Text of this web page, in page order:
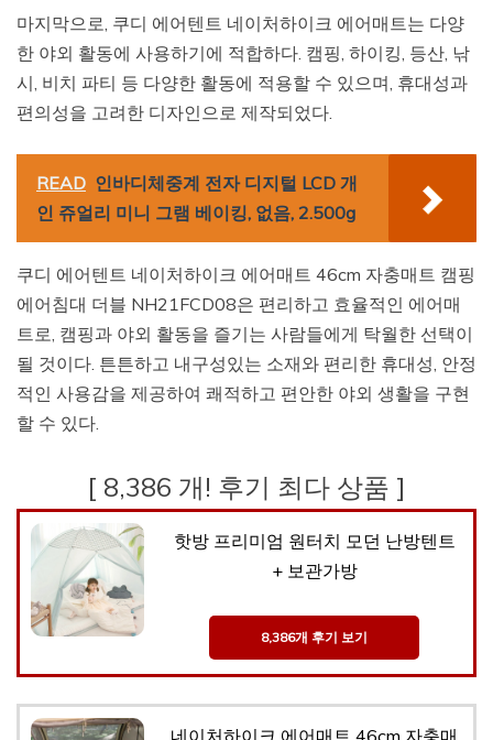
마지막으로, 쿠디 에어텐트 네이처하이크 에어매트는 다양
한 야외 활동에 사용하기에 적합하다. 캠핑, 하이킹, 등산, 낚
시, 비치 파티 등 다양한 활동에 적용할 수 있으며, 휴대성과
편의성을 고려한 디자인으로 제작되었다.
READ 인바디체중계 전자 디지털 LCD 개
인 쥬얼리 미니 그램 베이킹, 없음, 2.500g
쿠디 에어텐트 네이처하이크 에어매트 46cm 자충매트 캠핑
에어침대 더블 NH21FCD08은 편리하고 효율적인 에어매
트로, 캠핑과 야외 활동을 즐기는 사람들에게 탁월한 선택이
될 것이다. 튼튼하고 내구성있는 소재와 편리한 휴대성, 안정
적인 사용감을 제공하여 쾌적하고 편안한 야외 생활을 구현
할 수 있다.
[ 8,386 개! 후기 최다 상품 ]
핫방 프리미엄 원터치 모던 난방텐트
+ 보관가방
8,386개 후기 보기
네이처하이크 에어매트 46cm 자충매